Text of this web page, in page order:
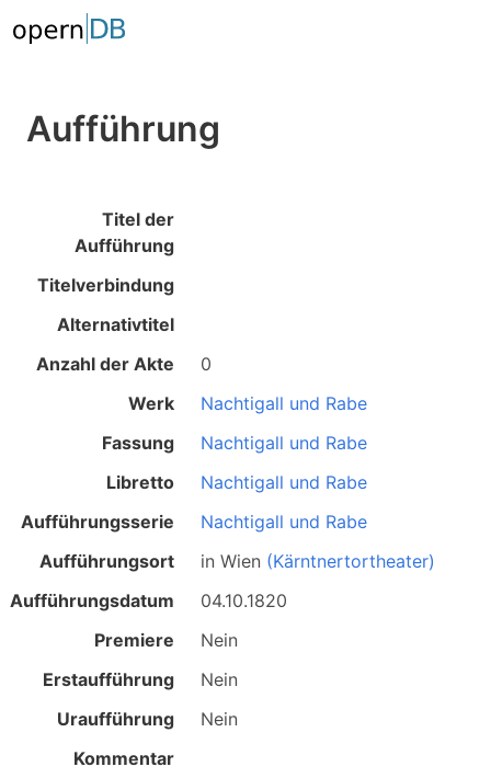
Aufführung
Titel der
Aufführung
Titelverbindung
Alternativtitel
Anzahl der Akte
0
Werk
Nachtigall und Rabe
Fassung
Nachtigall und Rabe
Libretto
Nachtigall und Rabe
Aufführungsserie
Nachtigall und Rabe
Aufführungsort
inWien (Kärntnertortheater)
Aufführungsdatum
04.10.1820
Premiere
Nein
Erstaufführung
Nein
Uraufführung
Nein
Kommentar